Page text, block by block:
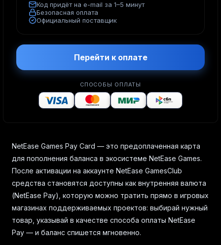
Код придёт на e-mail за 1–5 минут
Безопасная оплата
Официальный поставщик
Перейти к оплате
СПОСОБЫ ОПЛАТЫ
NetEase Games Pay Card — это предоплаченная карта
для пополнения баланса в экосистеме NetEase Games.
После активации на аккаунте NetEase GamesClub
средства становятся доступны как внутренняя валюта
(NetEase Pay), которую можно тратить прямо в игровых
магазинах поддерживаемых проектов: выбирай нужный
товар, указывай в качестве способа оплаты NetEase
Pay — и баланс спишется мгновенно.